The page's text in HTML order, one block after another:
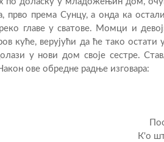
према Сунцу, а онда ка
главе у сватове. Момци и
куће, верујући да ће тако
у нови дом своје сестре.
ове обредне радње изговара:
К'о